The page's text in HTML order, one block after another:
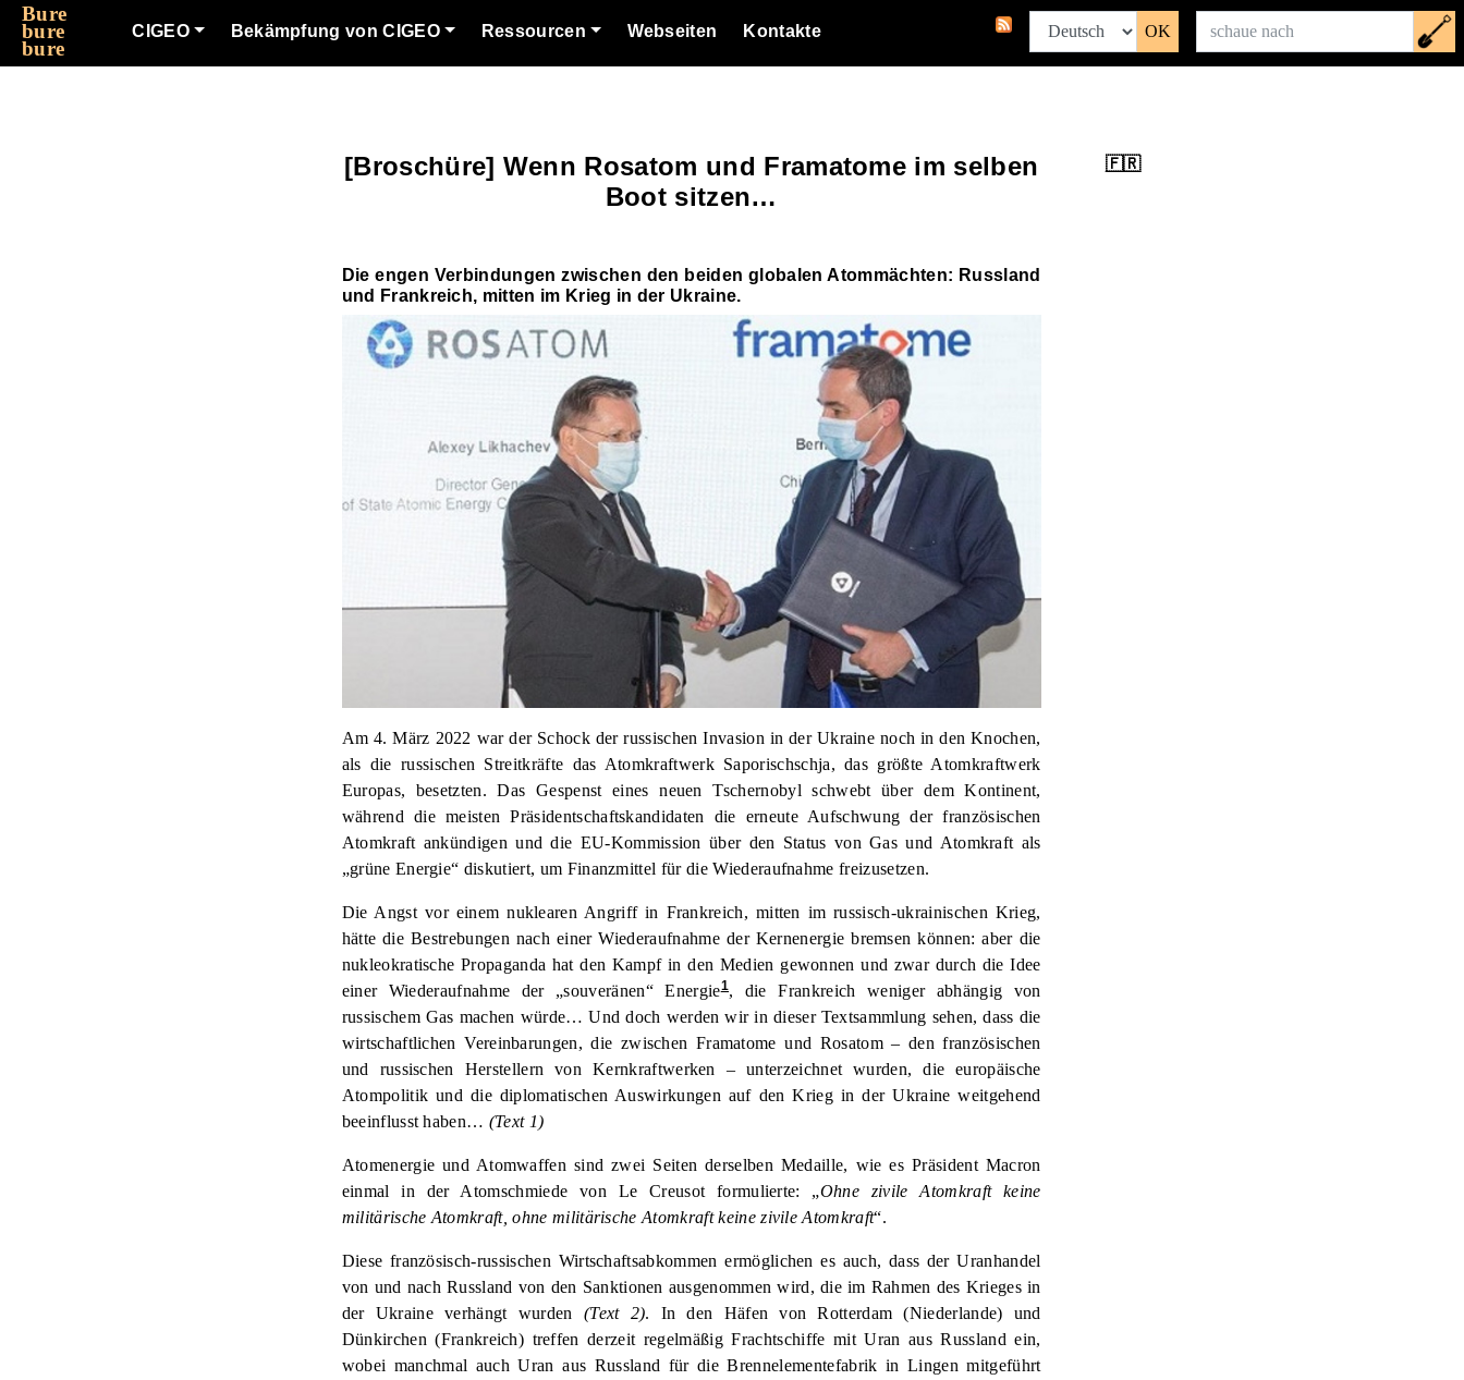
Bure
bure
bure
CIGEO Bekämpfung von CIGEO Ressourcen Webseiten Kontakte
[Broschüre] Wenn Rosatom und Framatome im selben
Boot sitzen…
Die engen Verbindungen zwischen den beiden globalen Atommächten: Russland
und Frankreich, mitten im Krieg in der Ukraine.
Am 4. März 2022 war der Schock der russischen Invasion in der Ukraine noch in den Knochen,
als die russischen Streitkräfte das Atomkraftwerk Saporischschja, das größte Atomkraftwerk
Europas, besetzten. Das Gespenst eines neuen Tschernobyl schwebt über dem Kontinent,
während die meisten Präsidentschaftskandidaten die erneute Aufschwung der französischen
Atomkraft ankündigen und die EU-Kommission über den Status von Gas und Atomkraft als
„grüne Energie“ diskutiert, um Finanzmittel für die Wiederaufnahme freizusetzen.
Die Angst vor einem nuklearen Angriff in Frankreich, mitten im russisch-ukrainischen Krieg,
hätte die Bestrebungen nach einer Wiederaufnahme der Kernenergie bremsen können: aber die
nukleokratische Propaganda hat den Kampf in den Medien gewonnen und zwar durch die Idee
einer Wiederaufnahme der „souveränen“ Energie1, die Frankreich weniger abhängig von
russischem Gas machen würde… Und doch werden wir in dieser Textsammlung sehen, dass die
wirtschaftlichen Vereinbarungen, die zwischen Framatome und Rosatom – den französischen
und russischen Herstellern von Kernkraftwerken – unterzeichnet wurden, die europäische
Atompolitik und die diplomatischen Auswirkungen auf den Krieg in der Ukraine weitgehend
beeinflusst haben… (Text 1)
Atomenergie und Atomwaffen sind zwei Seiten derselben Medaille, wie es Präsident Macron
einmal in der Atomschmiede von Le Creusot formulierte: „Ohne zivile Atomkraft keine
militärische Atomkraft, ohne militärische Atomkraft keine zivile Atomkraft“.
Diese französisch-russischen Wirtschaftsabkommen ermöglichen es auch, dass der Uranhandel
von und nach Russland von den Sanktionen ausgenommen wird, die im Rahmen des Krieges in
der Ukraine verhängt wurden (Text 2). In den Häfen von Rotterdam (Niederlande) und
Dünkirchen (Frankreich) treffen derzeit regelmäßig Frachtschiffe mit Uran aus Russland ein,
wobei manchmal auch Uran aus Russland für die Brennelementefabrik in Lingen mitgeführt